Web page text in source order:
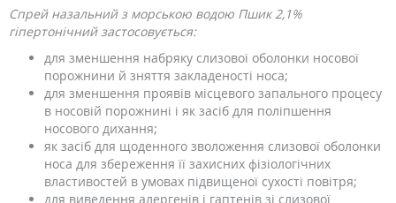
Спрей назальний з морською водою Пшик 2,1%
гіпертонічний застосовується:
для зменшення набряку слизової оболонки носової
порожнини й зняття закладеності носа;
для зменшення проявів місцевого запального процесу
в носовій порожнині і як засіб для поліпшення
носового дихання;
як засіб для щоденного зволоження слизової оболонки
носа для збереження її захисних фізіологічних
властивостей в умовах підвищеної сухості повітря;
для виведення алергенів і гаптенів зі слизової